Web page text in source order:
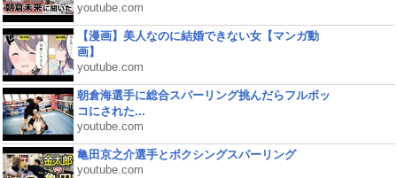
youtube.com
【漫画】美人なのに結婚できない女【マンガ動
画】
youtube.com
朝倉海選手に総合スパーリング挑んだらフルボッ
コにされた...
youtube.com
亀田京之介選手とボクシングスパーリング
youtube.com